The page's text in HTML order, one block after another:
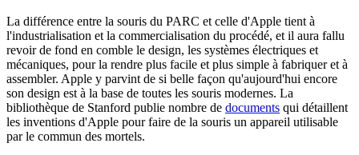
La différence entre la souris du PARC et celle d'Apple tient à
l'industrialisation et la commercialisation du procédé, et il aura fallu
revoir de fond en comble le design, les systèmes électriques et
mécaniques, pour la rendre plus facile et plus simple à fabriquer et à
assembler. Apple y parvint de si belle façon qu'aujourd'hui encore
son design est à la base de toutes les souris modernes. La
bibliothèque de Stanford publie nombre de documents qui détaillent
les inventions d'Apple pour faire de la souris un appareil utilisable
par le commun des mortels.